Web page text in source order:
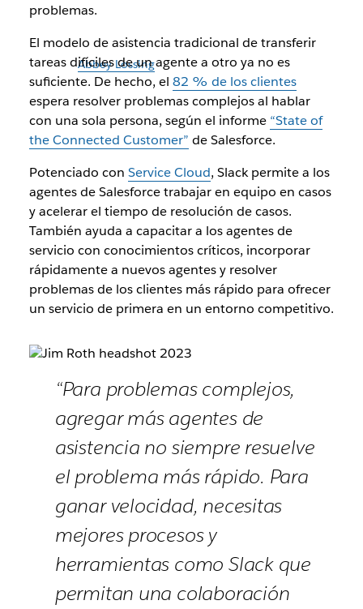
26 de octubre de 2023
Ilustración deAbbey Lossing
problemas.
El modelo de asistencia tradicional de transferir
tareas difíciles de un agente a otro ya no es
suficiente. De hecho, el 82 % de los clientes
espera resolver problemas complejos al hablar
con una sola persona, según el informe “State of
the Connected Customer” de Salesforce.
Potenciado con Service Cloud, Slack permite a los
agentes de Salesforce trabajar en equipo en casos
y acelerar el tiempo de resolución de casos.
También ayuda a capacitar a los agentes de
servicio con conocimientos críticos, incorporar
rápidamente a nuevos agentes y resolver
problemas de los clientes más rápido para ofrecer
un servicio de primera en un entorno competitivo.
“Para problemas complejos,
agregar más agentes de
asistencia no siempre resuelve
el problema más rápido. Para
ganar velocidad, necesitas
mejores procesos y
herramientas como Slack que
permitan una colaboración